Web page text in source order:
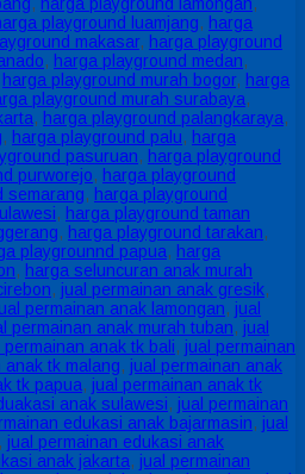
playground luamjang, harga
makasar, harga playground
, harga playground medan,
harga playground murah bogor, harga
playground murah surabaya,
, harga playground palangkaraya,
, harga playground palu, harga
pasuruan, harga playground
purworejo, harga playground
semarang, harga playground
, harga playground taman
, harga playground tarakan,
playgrounnd papua, harga
, harga seluncuran anak murah
, jual permainan anak gresik,
permainan anak lamongan, jual
permainan anak murah tuban, jual
permainan anak tk bali, jual permainan
anak tk malang, jual permainan anak
tk papua, jual permainan anak tk
anak sulawesi, jual permainan
edukasi anak bajarmasin, jual
, jual permainan edukasi anak
anak jakarta, jual permainan